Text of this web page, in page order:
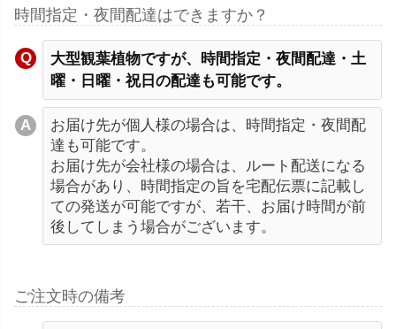
時間指定・夜間配達はできますか？
大型観葉植物ですが、時間指定・夜間配達・土
曜・日曜・祝日の配達も可能です。
お届け先が個人様の場合は、時間指定・夜間配
達も可能です。
お届け先が会社様の場合は、ルート配送になる
場合があり、時間指定の旨を宅配伝票に記載し
ての発送が可能ですが、若干、お届け時間が前
後してしまう場合がございます。
ご注文時の備考